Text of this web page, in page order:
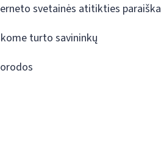
svetainės atitikties paraiška
turto savininkų